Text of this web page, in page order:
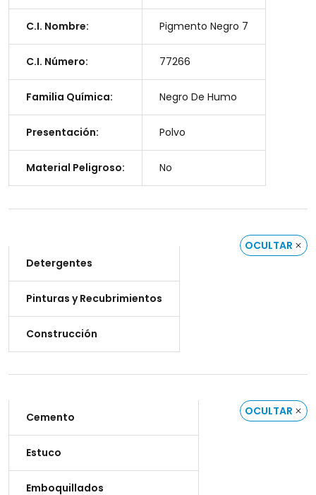
C.I. Nombre: Pigmento Negro 7
C.I. Número: 77266
Familia Química: Negro De Humo
Presentación: Polvo
Material Peligroso: No
OCULTAR
Detergentes
Pinturas y Recubrimientos
Construcción
OCULTAR
Cemento
Estuco
Emboquillados